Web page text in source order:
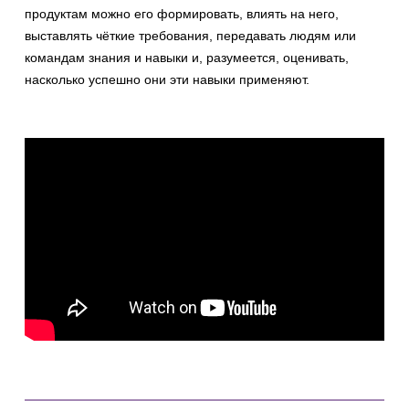
продуктам можно его формировать, влиять на него,
выставлять чёткие требования, передавать людям или
командам знания и навыки и, разумеется, оценивать,
насколько успешно они эти навыки применяют.